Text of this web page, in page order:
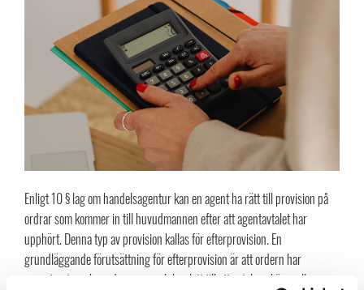
Enligt 10 § lag om handelsagentur kan en agent ha rätt till provision på
ordrar som kommer in till huvudmannen efter att agentavtalet har
upphört. Denna typ av provision kallas för efterprovision. En
grundläggande förutsättning för efterprovision är att ordern har
accepterats av huvudmannen och har lett till ett avtal om köp mellan